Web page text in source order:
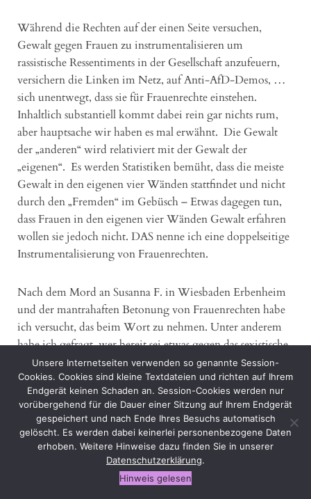
Während die Rechten auf der einen Seite versuchen,
Gewalt gegen Frauen zu instrumentalisieren um
rassistische Ressentiments in der Gesellschaft anzufeuern,
versichern die Linken im Netz, auf Anti-AfD-Demos, …
sich unentwegt, dass sie für Frauenrechte einstehen.
Inhaltlich substantiell kommt dabei rein gar nichts rum,
aber hauptsache wir haben es mal erwähnt. Die Gewalt
der „anderen“ wird relativiert mit der Gewalt der
„eigenen“. Es werden Statistiken bemüht, dass die meiste
Gewalt in den eigenen vier Wänden stattfindet und nicht
durch den „Fremden“ im Gebüsch – Etwas dagegen tun,
dass Frauen in den eigenen vier Wänden Gewalt erfahren
wollen sie jedoch nicht. DAS nenne ich eine doppelseitige
Instrumentalisierung von Frauenrechten.
Nach dem Mord an Susanna F. in Wiesbaden Erbenheim
und der mantrahaften Betonung von Frauenrechten habe
ich versucht, das beim Wort zu nehmen. Unter anderem
habe ich gefragt, wer bereit sei etwas gegen das sexistische
Programm der diesjährigen Wiesbadener Biennale
inklusive Pornokino, Porn-Performance und
Prostitutionsbagatellisierung (Pretty Woman im Autokino
etc.) zu unternehmen. Nicht verwunderlich war die
zugesagte Unterstützung gleich NULL.
Während sich nun angesichts der beunruhigenden
Ereignisse in Chemnitz alle wieder überschlagen mit
Unsere Internetseiten verwenden so genannte Session-
Cookies. Cookies sind kleine Textdateien und richten auf Ihrem
Endgerät keinen Schaden an. Session-Cookies werden nur
vorübergehend für die Dauer einer Sitzung auf Ihrem Endgerät
gespeichert und nach Ende Ihres Besuchs automatisch
gelöscht. Es werden dabei keinerlei personenbezogene Daten
erhoben. Weitere Hinweise dazu finden Sie in unserer
Datenschutzerklärung.
Hinweis gelesen